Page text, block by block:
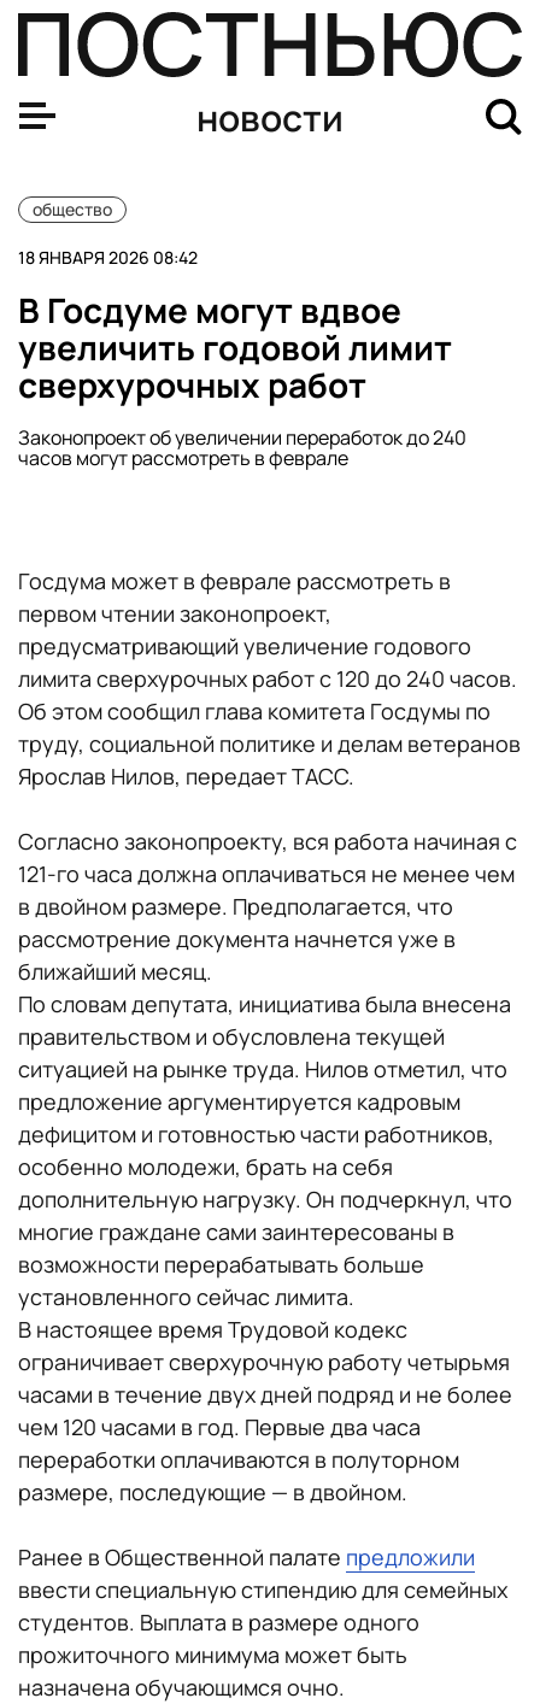
новости
общество
18 ЯНВАРЯ 2026 08:42
В Госдуме могут вдвое
увеличить годовой лимит
сверхурочных работ
Законопроект об увеличении переработок до 240
часов могут рассмотреть в феврале
Госдума может в феврале рассмотреть в
первом чтении законопроект,
предусматривающий увеличение годового
лимита сверхурочных работ с 120 до 240 часов.
Об этом сообщил глава комитета Госдумы по
труду, социальной политике и делам ветеранов
Ярослав Нилов, передает ТАСС.
Согласно законопроекту, вся работа начиная с
121-го часа должна оплачиваться не менее чем
в двойном размере. Предполагается, что
рассмотрение документа начнется уже в
ближайший месяц.
По словам депутата, инициатива была внесена
правительством и обусловлена текущей
ситуацией на рынке труда. Нилов отметил, что
предложение аргументируется кадровым
дефицитом и готовностью части работников,
особенно молодежи, брать на себя
дополнительную нагрузку. Он подчеркнул, что
многие граждане сами заинтересованы в
возможности перерабатывать больше
установленного сейчас лимита.
В настоящее время Трудовой кодекс
ограничивает сверхурочную работу четырьмя
часами в течение двух дней подряд и не более
чем 120 часами в год. Первые два часа
переработки оплачиваются в полуторном
размере, последующие — в двойном.
Ранее в Общественной палате предложили
ввести специальную стипендию для семейных
студентов. Выплата в размере одного
прожиточного минимума может быть
назначена обучающимся очно.
Shot: россияне массово скупают болоньевые куртки